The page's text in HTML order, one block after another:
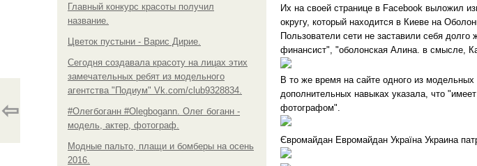
Главный конкурс красоты получил
название.
Цветок пустыни - Варис Дирие.
Сегодня создавала красоту на лицах этих
замечательных ребят из модельного
агентства "Подиум" Vk.com/club9328834.
#Олегбоганн #Olegbogann. Олег боганн -
модель, актер, фотограф.
Модные пальто, плащи и бомберы на осень
2016.
Их на своей странице в Facebook выложил
округу, который находится в Киеве на
Пользователи сети не заставили себя
финансист", "оболонская Алина. в смысле,
В то же время на сайте одного из
дополнительных навыках указала, что
фотографом".
Євромайдан Евромайдан Україна Украина
⇦